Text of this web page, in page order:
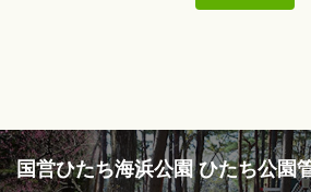
国営ひたち海浜公園 ひたち公園